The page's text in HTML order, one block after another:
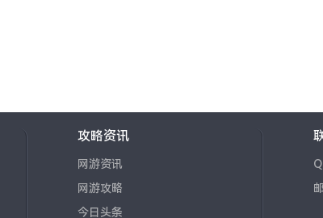
攻略资讯
网游资讯
网游攻略
今日头条